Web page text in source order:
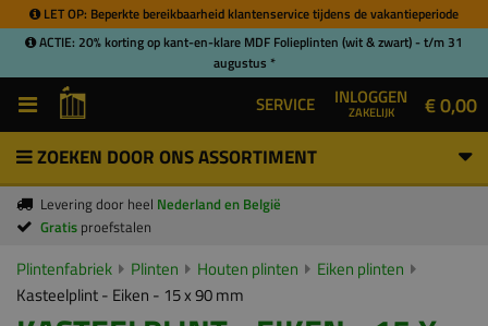
LET OP: Beperkte bereikbaarheid klantenservice tijdens de vakantieperiode
ACTIE: 20% korting op kant-en-klare MDF Folieplinten (wit & zwart) - t/m 31
augustus *
SERVICE INLOGGEN
ZAKELIJK € 0,00
ZOEKEN DOOR ONS ASSORTIMENT
Levering door heel Nederland en België
Gratis proefstalen
Plintenfabriek Plinten Houten plinten
Eiken plinten
Kasteelplint - Eiken - 15 x 90 mm